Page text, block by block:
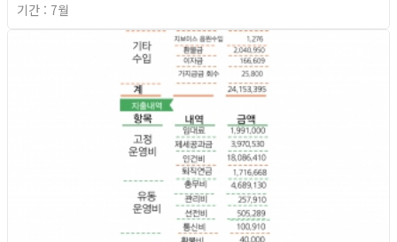
기간 : 7월